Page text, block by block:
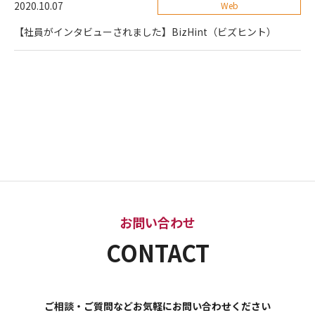
2020.10.07 Web
【社員がインタビューされました】BizHint（ビズヒント）
お問い合わせ
CONTACT
ご相談・ご質問などお気軽にお問い合わせください